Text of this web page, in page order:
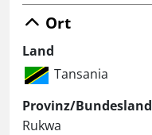
Ort
Land
Tansania
Provinz/Bundesland
Rukwa